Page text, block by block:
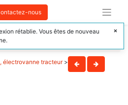
nous
électrovanne tracteur>
rétablie. Vous êtes de nouveau